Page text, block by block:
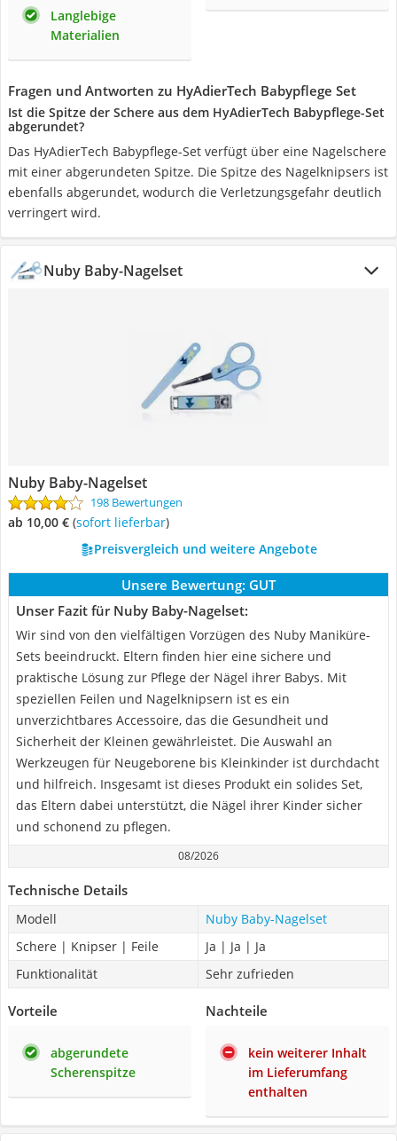
Langlebige
Materialien
Fragen und Antworten zu HyAdierTech Babypflege Set
Ist die Spitze der Schere aus dem HyAdierTech Babypflege-Set
abgerundet?
Das HyAdierTech Babypflege-Set verfügt über eine Nagelschere
mit einer abgerundeten Spitze. Die Spitze des Nagelknipsers ist
ebenfalls abgerundet, wodurch die Verletzungsgefahr deutlich
verringert wird.
Nuby Baby-Nagelset
Nuby Baby-Nagelset
198 Bewertungen
ab 10,00 € ( Sofort lieferbar)
Preisvergleich und weitere Angebote
Unsere Bewertung: GUT
Unser Fazit für Nuby Baby-Nagelset:
Wir sind von den vielfältigen Vorzügen des Nuby Maniküre-
Sets beeindruckt. Eltern finden hier eine sichere und
praktische Lösung zur Pflege der Nägel ihrer Babys. Mit
speziellen Feilen und Nagelknipsern ist es ein
unverzichtbares Accessoire, das die Gesundheit und
Sicherheit der Kleinen gewährleistet. Die Auswahl an
Werkzeugen für Neugeborene bis Kleinkinder ist durchdacht
und hilfreich. Insgesamt ist dieses Produkt ein solides Set,
das Eltern dabei unterstützt, die Nägel ihrer Kinder sicher
und schonend zu pflegen.
08/2026
Technische Details
Modell
Nuby Baby-Nagelset
Schere | Knipser | Feile
Ja | Ja | Ja
Funktionalität
Sehr zufrieden
Vorteile
abgerundete
Scherenspitze
Nachteile
kein weiterer Inhalt
im Lieferumfang
enthalten